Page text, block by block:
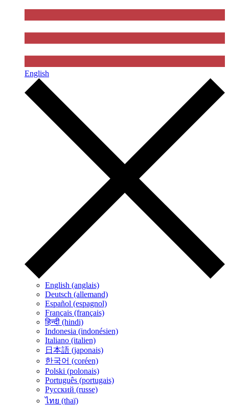
English
English (anglais)
Deutsch (allemand)
Español (espagnol)
Français (français)
हिन्दी (hindi)
Indonesia (indonésien)
Italiano (italien)
日本語 (japonais)
한국어 (coréen)
Polski (polonais)
Português (portugais)
Русский (russe)
ไทย (thaï)